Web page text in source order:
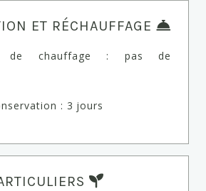
ET RÉCHAUFFAGE
de chauffage : pas de
: 3 jours